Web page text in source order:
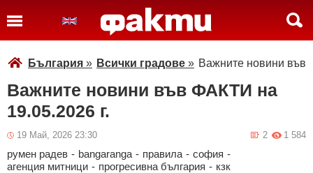
България » Всички градове » Важните новини във
Важните новини във ФАКТИ на
19.05.2026 г.
19 Май, 2026 23:30 1 584
2
румен радев - bangaranga - правила - софия -
агенция митници - прогресивна българия - кзк